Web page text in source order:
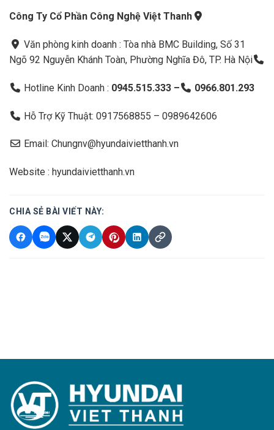
Công Ty Cổ Phần Công Nghệ Việt Thanh
Văn phòng kinh doanh : Tòa nhà BMC Building, Số 31
Ngõ 92 Nguyễn Khánh Toàn, Phường Nghĩa Đô, TP. Hà Nội
Hotline Kinh Doanh : 0945.515.333 – 0966.801.293
Hỗ Trợ Kỹ Thuật: 0917568855 – 0989642606
Email: Chungnv@hyundaivietthanh.vn
Website : hyundaivietthanh.vn
CHIA SẺ BÀI VIẾT NÀY: